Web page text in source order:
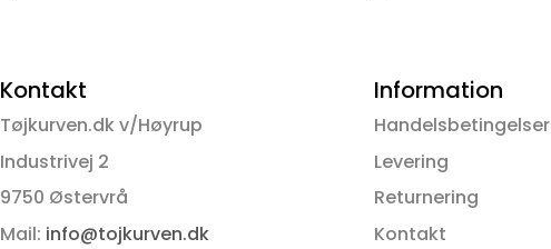
Mulighederne
varesiden
Kontakt
Tøjkurven.dk v/Høyrup
Industrivej 2
9750 Østervrå
Mail: info@tojkurven.dk
Information
Handelsbetingelser
Levering
Returnering
Kontakt